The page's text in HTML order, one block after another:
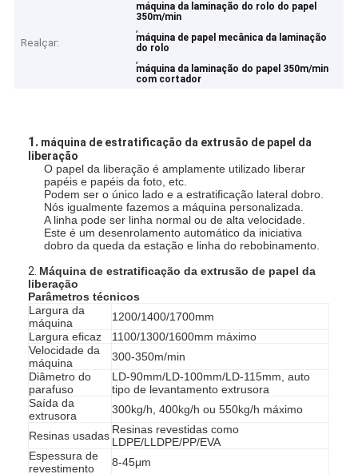
Realçar:
máquina da laminação do rolo do papel
350m/min
,
máquina de papel mecânica da laminação
do rolo
,
máquina da laminação do papel 350m/min
com cortador
1. máquina de estratificação da extrusão de papel da
liberação
O papel da liberação é amplamente utilizado liberar
papéis e papéis da foto, etc.
Podem ser o único lado e a estratificação lateral dobro.
Nós igualmente fazemos a máquina personalizada.
A linha pode ser linha normal ou de alta velocidade.
Este é um desenrolamento automático da iniciativa
dobro da queda da estação e linha do rebobinamento.
2. Máquina de estratificação da extrusão de papel da
liberação
Parâmetros técnicos
Largura da
máquina
1200/1400/1700mm
Largura eficaz
1100/1300/1600mm máximo
Velocidade da
máquina
300-350m/min
Diâmetro do
parafuso
LD-90mm/LD-100mm/LD-115mm, auto
tipo de levantamento extrusora
Saída da
extrusora
300kg/h, 400kg/h ou 550kg/h máximo
Resinas usadas Resinas revestidas como
LDPE/LLDPE/PP/EVA
Espessura de
revestimento
8-45μm